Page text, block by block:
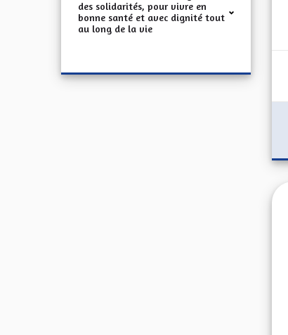
des solidarités, pour vivre en
bonne santé et avec dignité tout
au long de la vie